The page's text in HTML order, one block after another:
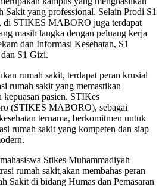
Sakit yang professional. Selain Prodi S1
di STIKES MABORO juga terdapat
masih langka dengan peluang kerja
dan Informasi Kesehatan, S1
S1 Gizi.
rumah sakit, terdapat peran krusial
rumah sakit yang memastikan
kepuasan pasien. STIKes
(STIKES MABORO), sebagai
ternama, berkomitmen untuk
rumah sakit yang kompeten dan siap
Stikes Muhammadiyah
rumah sakit,akan membahas peran
Sakit di bidang Humas dan Pemasaran